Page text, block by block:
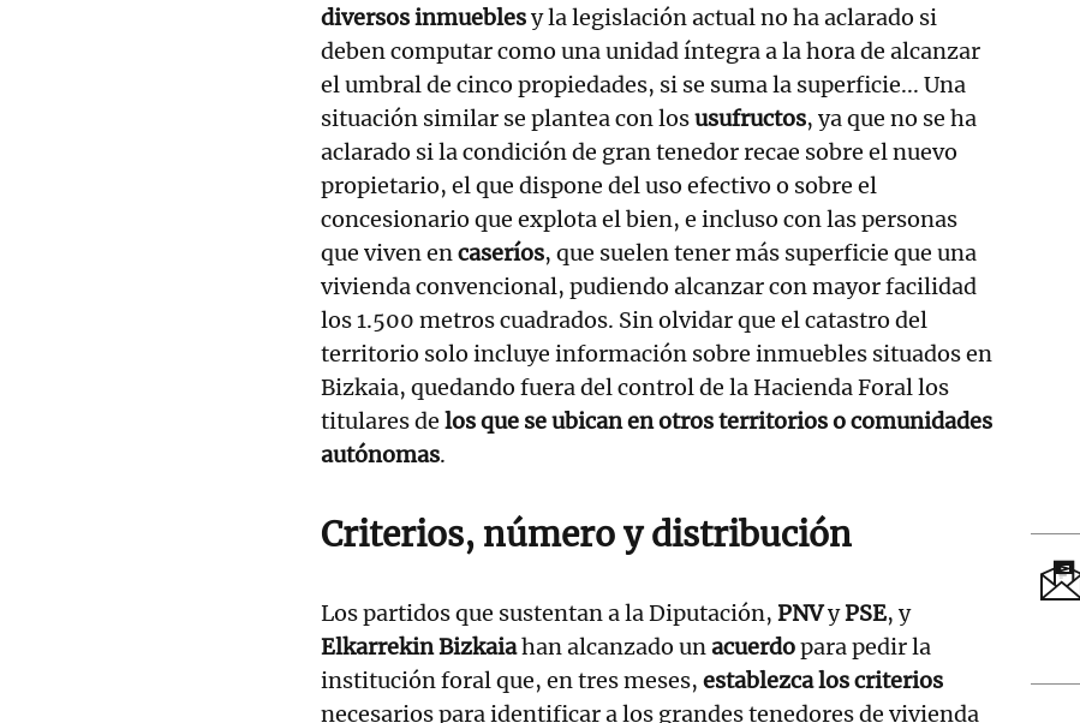
diversos inmueblesy la legislación actual no ha aclarado si
deben computar como una unidad íntegra a la hora de alcanzar
el umbral de cinco propiedades, si se suma la superficie... Una
situación similar se plantea con losusufructos, ya que no se ha
aclarado si la condición de gran tenedor recae sobre el nuevo
propietario, el que dispone del uso efectivo o sobre el
concesionario que explota el bien, e incluso con las personas
que viven encaseríos, que suelen tener más superficie que una
vivienda convencional, pudiendo alcanzar con mayor facilidad
los 1.500 metros cuadrados. Sin olvidar que el catastro del
territorio solo incluye información sobre inmuebles situados en
Bizkaia, quedando fuera del control de la Hacienda Foral los
titulares de los que se ubican en otros territorios o comunidades
autónomas.
Criterios, número y distribución
Los partidos que sustentan a la Diputación, PNVyPSE, y
Elkarrekin Bizkaiahan alcanzado unacuerdopara pedir la
institución foral que, en tres meses, establezca los criterios
necesarios para identificar a los grandes tenedores de vivienda